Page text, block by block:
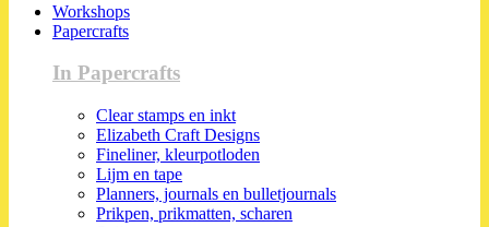
Workshops
Papercrafts
In Papercrafts
Clear stamps en inkt
Elizabeth Craft Designs
Fineliner, kleurpotloden
Lijm en tape
Planners, journals en bulletjournals
Prikpen, prikmatten, scharen